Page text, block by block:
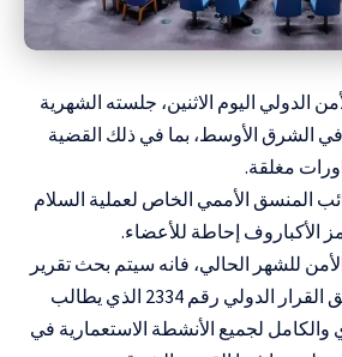
الدولي اليوم الاثنين، جلسته الشهرية
الشرق الأوسط، بما في ذلك القضية
مغلقة.
المنسق الأممي الخاص لعملية السلام
الأكباروف إحاطة للأعضاء.
للشهر الحالي، فانه سيتم بحث تقرير
الأمين العام بشأن تطبيق القرار الدولي رقم 2334 الذي يطالب
والكامل لجميع الأنشطة الاستعمارية في